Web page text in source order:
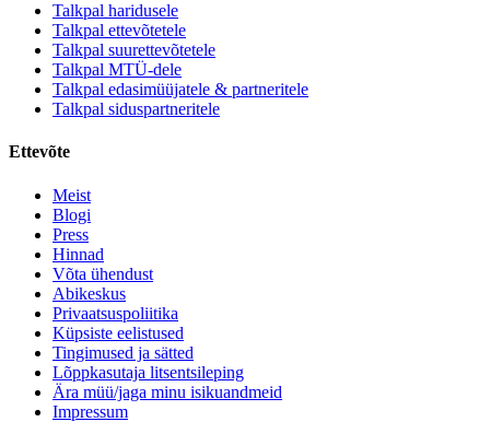
Talkpal haridusele
Talkpal ettevõtetele
Talkpal suurettevõtetele
Talkpal MTÜ-dele
Talkpal edasimüüjatele & partneritele
Talkpal siduspartneritele
Ettevõte
Meist
Blogi
Press
Hinnad
Võta ühendust
Abikeskus
Privaatsuspoliitika
Küpsiste eelistused
Tingimused ja sätted
Lõppkasutaja litsentsileping
Ära müü/jaga minu isikuandmeid
Impressum